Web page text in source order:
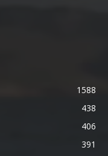
1588
438
406
391